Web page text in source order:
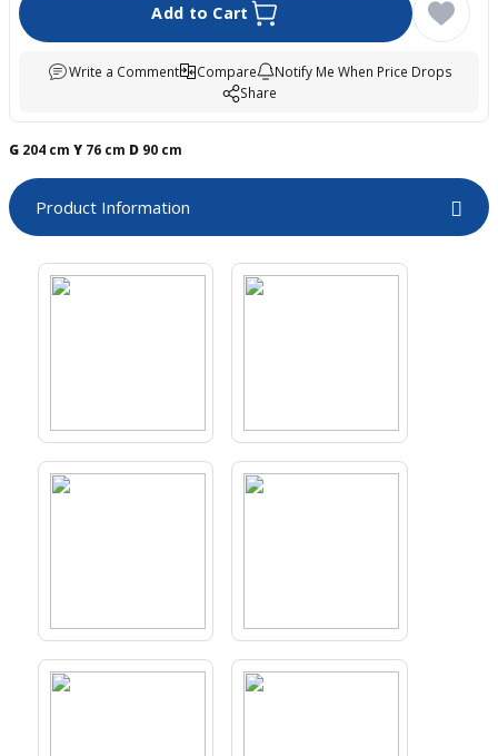
Add to Cart
Write a Comment Compare
Notify Me When Price Drops
Share
G 204 cm Y 76 cm D 90 cm
Product Information